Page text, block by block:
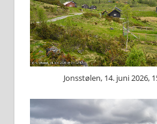
Jonsstølen, 14. juni 2026,